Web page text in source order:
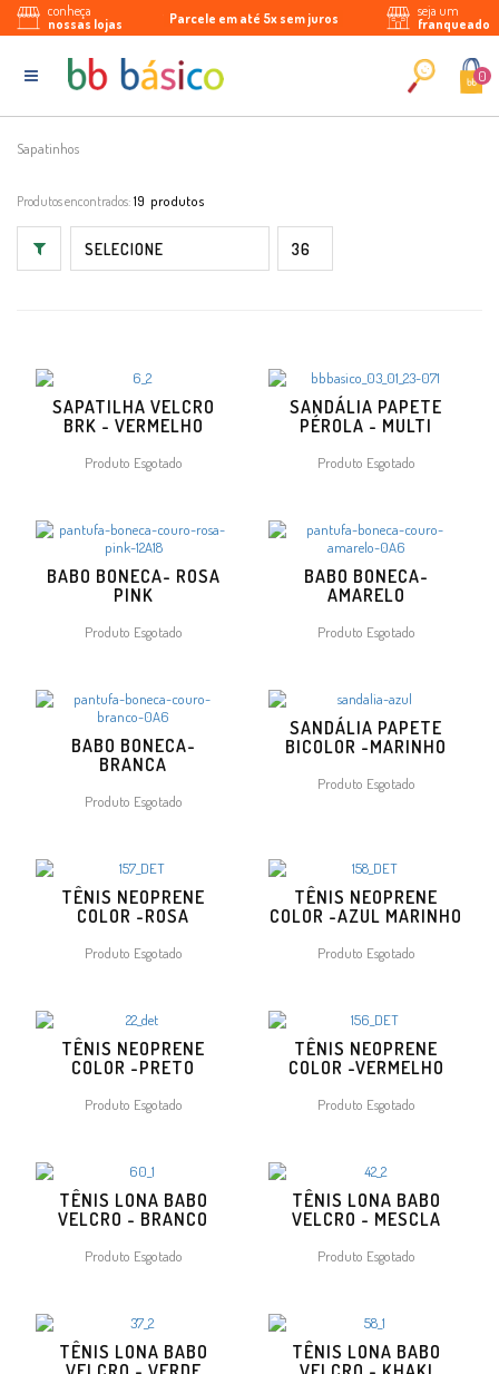
conheça
nossas lojas
10% de desconto na 1ª compra
Enviamos para todo Brasil
Parcele em até 5x sem juros
seja um
franqueado
0
Sapatinhos
Produtos encontrados: 19
SAPATILHA VELCRO
BRK - VERMELHO
Produto Esgotado
SANDÁLIA PAPETE
PÉROLA - MULTI
Produto Esgotado
BABO BONECA- ROSA
PINK
Produto Esgotado
BABO BONECA-
AMARELO
Produto Esgotado
BABO BONECA-
BRANCA
Produto Esgotado
SANDÁLIA PAPETE
BICOLOR -MARINHO
Produto Esgotado
TÊNIS NEOPRENE
COLOR -ROSA
Produto Esgotado
TÊNIS NEOPRENE
COLOR -AZUL MARINHO
Produto Esgotado
TÊNIS NEOPRENE
COLOR -PRETO
Produto Esgotado
TÊNIS NEOPRENE
COLOR -VERMELHO
Produto Esgotado
TÊNIS LONA BABO
VELCRO - BRANCO
Produto Esgotado
TÊNIS LONA BABO
VELCRO - MESCLA
Produto Esgotado
TÊNIS LONA BABO
TÊNIS LONA BABO